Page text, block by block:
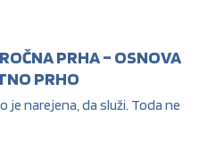
PRHA – OSNOVA
PRHO
je narejena, da služi. Toda ne